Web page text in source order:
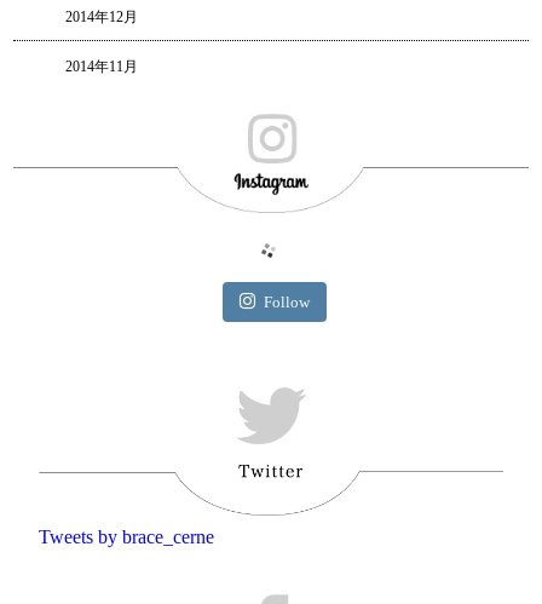
2014年12月
2014年11月
Follow
Tweets by brace_cerne